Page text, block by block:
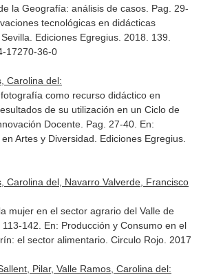
la Geografía: análisis de casos. Pag. 29-
tecnológicas en didácticas
Ediciones Egregius. 2018. 139.
17270-36-0
Carolina del:
como recurso didáctico en
de su utilización en un Ciclo de
Docente. Pag. 27-40. En:
Artes y Diversidad . Ediciones Egregius.
Carolina del, Navarro Valverde, Francisco
mujer en el sector agrario del Valle de
142. En: Producción y Consumo en el
el sector alimentario. Circulo Rojo. 2017
Pilar, Valle Ramos, Carolina del: